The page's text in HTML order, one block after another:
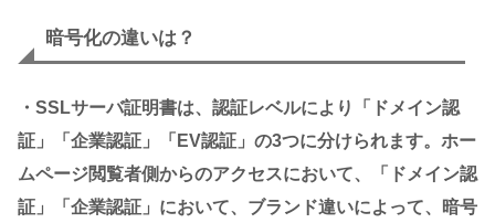
暗号化の違いは？
・SSLサーバ証明書は、認証レベルにより「ドメイン認
証」「企業認証」「EV認証」の3つに分けられます。ホー
ムページ閲覧者側からのアクセスにおいて、「ドメイン認
証」「企業認証」において、ブランド違いによって、暗号